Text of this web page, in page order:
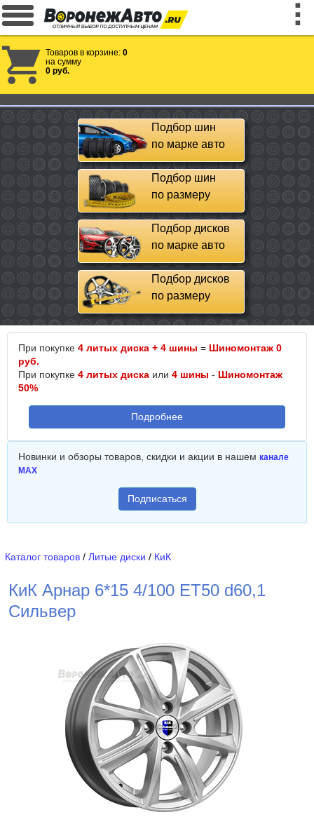
Товаров в корзине: 0
на сумму
0 руб.
Подбор шин
по марке авто
Подбор шин
по размеру
Подбор дисков
по марке авто
Подбор дисков
по размеру
При покупке 4 литых диска + 4 шины = Шиномонтаж 0
руб.
При покупке 4 литых диска или 4 шины - Шиномонтаж
50%
Подробнее
Новинки и обзоры товаров, скидки и акции в нашем канале
MAX
Подписаться
Каталог товаров / Литые диски / КиК
КиК Арнар 6*15 4/100 ET50 d60,1
Сильвер